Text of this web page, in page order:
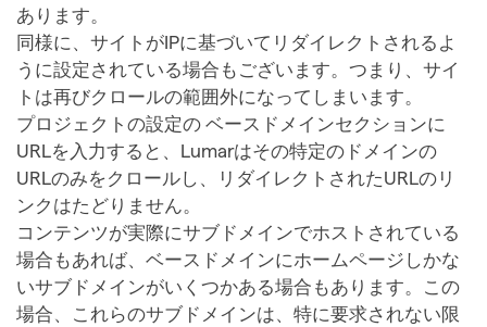
あります。
同様に、サイトがIPに基づいてリダイレクトされるよ
うに設定されている場合もございます。つまり、サイ
トは再びクロールの範囲外になってしまいます。
プロジェクトの設定の ベースドメインセクションに
URLを入力すると、Lumarはその特定のドメインの
URLのみをクロールし、リダイレクトされたURLのリ
ンクはたどりません。
コンテンツが実際にサブドメインでホストされている
場合もあれば、ベースドメインにホームページしかな
いサブドメインがいくつかある場合もあります。この
場合、これらのサブドメインは、特に要求されない限